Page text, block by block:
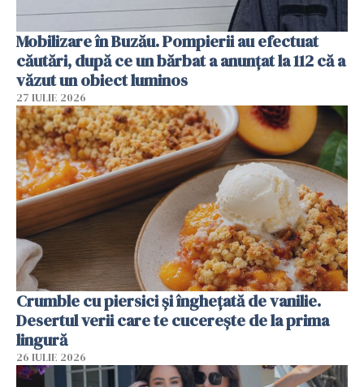
Mobilizare în Buzău. Pompierii au efectuat
căutări, după ce un bărbat a anunțat la 112 că a
văzut un obiect luminos
27 IULIE 2026
Crumble cu piersici și înghețată de vanilie.
Desertul verii care te cucerește de la prima
lingură
26 IULIE 2026